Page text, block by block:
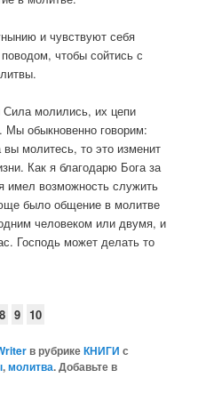
и чувствуют себя
чтобы сойтись с
Сила молились, их цепи
Мы обыкновенно говорим:
молитесь, то это изменит
Как я благодарю Бога за
имел возможность служить
было общение в молитве
человеком или двумя, и
Господь может делать то
8 9 10
в рубрикеКНИГИ с
,молитва. Добавьте в